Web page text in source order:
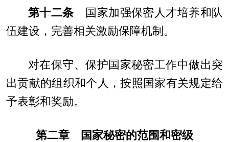
第十二条 国家加强保密人才培养和队
伍建设，完善相关激励保障机制。
对在保守、保护国家秘密工作中做出突
出贡献的组织和个人，按照国家有关规定给
予表彰和奖励。
第二章 国家秘密的范围和密级